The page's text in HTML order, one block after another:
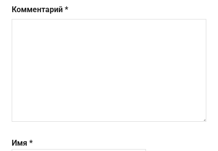
Комментарий *
Имя *